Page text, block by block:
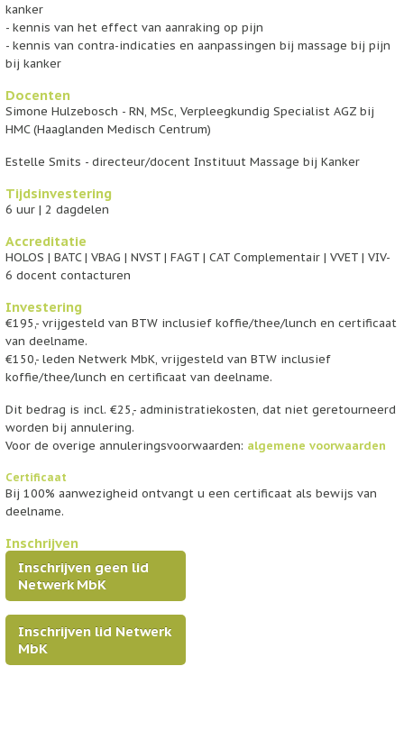
kanker
- kennis van het effect van aanraking op pijn
- kennis van contra-indicaties en aanpassingen bij massage bij pijn
bij kanker
Docenten
Simone Hulzebosch - RN, MSc, Verpleegkundig Specialist AGZ bij
HMC (Haaglanden Medisch Centrum)
Estelle Smits - directeur/docent Instituut Massage bij Kanker
Tijdsinvestering
6 uur | 2 dagdelen
Accreditatie
HOLOS | BATC | VBAG | NVST | FAGT | CAT Complementair | VVET | VIV-
6 docent contacturen
Investering
€195,- vrijgesteld van BTW inclusief koffie/thee/lunch en certificaat
van deelname.
€150,- leden Netwerk MbK, vrijgesteld van BTW inclusief
koffie/thee/lunch en certificaat van deelname.
Dit bedrag is incl. €25,- administratiekosten, dat niet geretourneerd
worden bij annulering.
Voor de overige annuleringsvoorwaarden: algemene voorwaarden
Certificaat
Bij 100% aanwezigheid ontvangt u een certificaat als bewijs van
deelname.
Inschrijven
Inschrijven geen lid
Netwerk MbK
Inschrijven lid Netwerk
MbK